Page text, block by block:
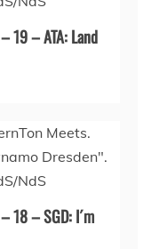
19 – ATA: Land
18 – SGD: I´m